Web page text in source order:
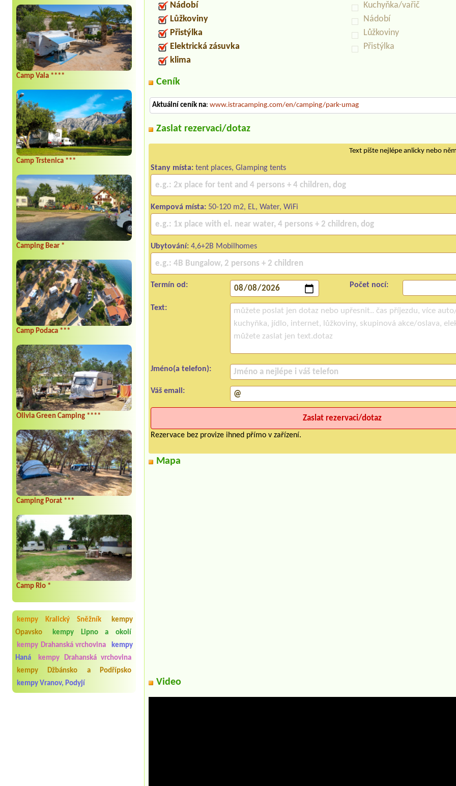
Camp Vala ****
Camp Trstenica ***
Camping Bear *
Camp Podaca ***
Olivia Green Camping ****
Camping Porat ***
Camp Rio *
kempy Kralický Sněžník
kempy
Opavsko
kempy Lipno a okolí
kempy Drahanská vrchovina
kempy
Haná
kempy Drahanská vrchovina
kempy Džbánsko a Podřípsko
kempy Vranov, Podyjí
Nádobí
Lůžkoviny
Přistýlka
Elektrická zásuvka
klima
Kuchyňka/vařič
Nádobí
Lůžkoviny
Přistýlka
Ceník
Aktuální ceník na: www.istracamping.com/en/camping/park-umag
Zaslat rezervaci/dotaz
Text pište nejlépe anlicky nebo
Stany místa: tent places, Glamping tents
Kempová místa: 50-120 m2, EL, Water, WiFi
Ubytování: 4,6+2B Mobilhomes
Termín od: Počet nocí:
Text:
Jméno(a telefon):
Váš email:
Rezervace bez provize ihned přímo v zařízení.
Mapa
Video